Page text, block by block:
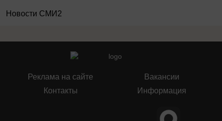
Новости СМИ2
Реклама на сайте
Контакты
Вакансии
Информация